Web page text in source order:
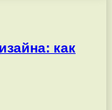
как